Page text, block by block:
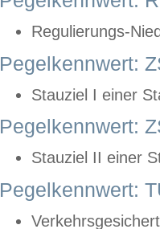
Regulierungs-
Pegelkennwert:
Stauziel I einer
Pegelkennwert:
Stauziel II einer
Pegelkennwert: